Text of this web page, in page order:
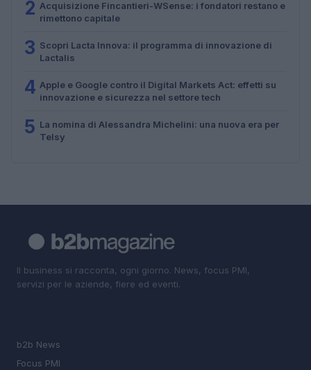
2 Acquisizione Fincantieri-WSense: i fondatori restano e
rimettono capitale
3 Scopri Lacta Innova: il programma di innovazione di
Lactalis
4 Apple e Google contro il Digital Markets Act: effetti su
innovazione e sicurezza nel settore tech
5 La nomina di Alessandra Michelini: una nuova era per
Telsy
Il business si racconta, ogni giorno. News, focus PMI,
servizi per le aziende, fiere ed eventi.
b2b News
Focus PMI